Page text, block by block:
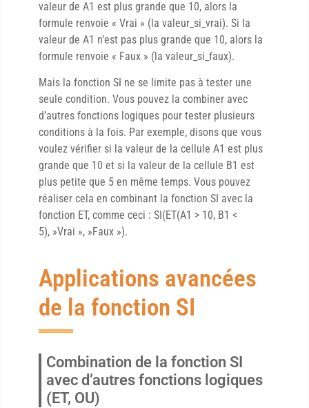
valeur de A1 est plus grande que 10, alors la
formule renvoie « Vrai » (la valeur_si_vrai). Si la
valeur de A1 n’est pas plus grande que 10, alors la
formule renvoie « Faux » (la valeur_si_faux).
Mais la fonction SI ne se limite pas à tester une
seule condition. Vous pouvez la combiner avec
d’autres fonctions logiques pour tester plusieurs
conditions à la fois. Par exemple, disons que vous
voulez vérifier si la valeur de la cellule A1 est plus
grande que 10 et si la valeur de la cellule B1 est
plus petite que 5 en même temps. Vous pouvez
réaliser cela en combinant la fonction SI avec la
fonction ET, comme ceci : SI(ET(A1 > 10, B1 <
5), »Vrai », »Faux »).
Applications avancées
de la fonction SI
Combination de la fonction SI
avec d’autres fonctions logiques
(ET, OU)